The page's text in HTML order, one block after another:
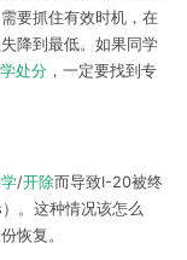
要抓住有效时机，在
降到最低。如果同学
处分， 一定要找到专
/开除而导致I-20被终
。这种情况该怎么
恢复 。